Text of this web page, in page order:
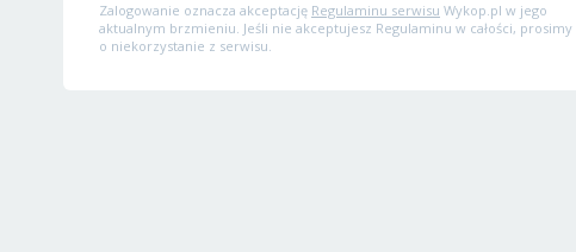
Zalogowanie oznacza akceptację Regulaminu serwisu Wykop.pl w jego
aktualnym brzmieniu. Jeśli nie akceptujesz Regulaminu w całości, prosimy
o niekorzystanie z serwisu.